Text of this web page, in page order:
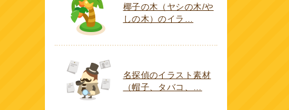
椰子の木（ヤシの木/や
しの木）のイラ…
名探偵のイラスト素材
（帽子、タバコ、…